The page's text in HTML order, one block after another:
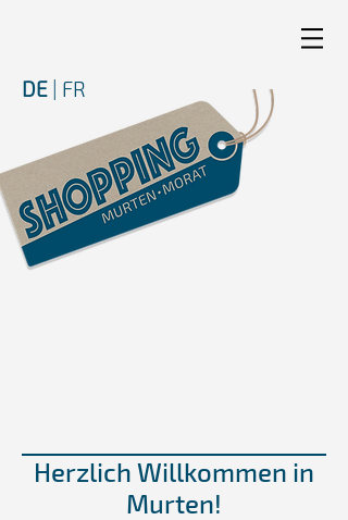
DE FR
Herzlich Willkommen in
Murten!